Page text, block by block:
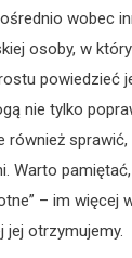
wobec
osoby, w
powiedzieć
nie tylko
również
Warto
– im więcej
jej otrzymujemy.